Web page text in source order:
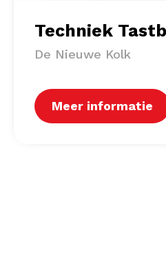
Techniek
De Nieuwe Kolk
Meer informatie